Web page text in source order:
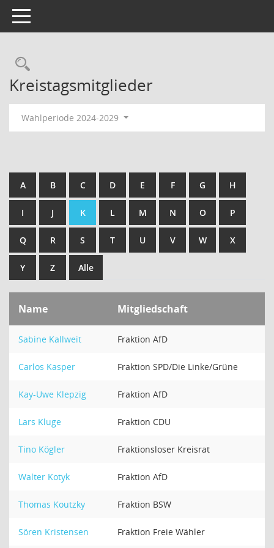
Toggle navigation
Kreistagsmitglieder
Wahlperiode 2024-2029
A B C D E F G H
I J K L M N O P
Q R S T U V W X
Y Z Alle
Name Mitgliedschaft
Sabine Kallweit Fraktion AfD
Carlos Kasper Fraktion SPD/Die Linke/Grüne
Kay-Uwe Klepzig Fraktion AfD
Lars Kluge Fraktion CDU
Tino Kögler Fraktionsloser Kreisrat
Walter Kotyk Fraktion AfD
Thomas Koutzky Fraktion BSW
Sören Kristensen Fraktion Freie Wähler